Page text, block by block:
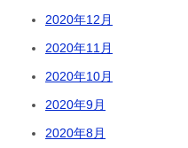
2020年12月
2020年11月
2020年10月
2020年9月
2020年8月